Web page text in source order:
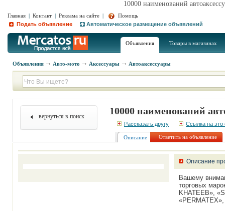
10000 наименований
Главная | Контакт | Реклама на сайте |
Помощь
Подать объявление
Автоматическое размещение объявлений
Объявления Товары в магазинах
Объявления Авто-мото Аксессуары Автоаксессуары
вернуться в поиск 10000 наименований
Рассказать другу Ссылка на это
Описание Ответить на объявление
Описание
Вашему
торговых
KHATEEB»,